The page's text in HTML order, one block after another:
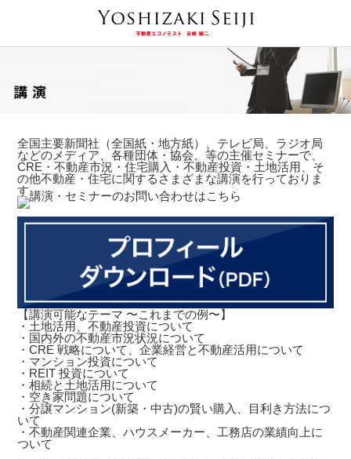
全国主要新聞社（全国紙・地方紙）、テレビ局、ラジオ局
などのメディア、各種団体・協会、等の主催セミナーで、
CRE・不動産市況・住宅購入・不動産投資・土地活用、そ
の他不動産・住宅に関するさまざまな講演を行っておりま
す。
【講演可能なテーマ 〜これまでの例〜】
・土地活用、不動産投資について
・国内外の不動産市況状況について
・CRE 戦略について、企業経営と不動産活用について
・マンション投資について
・REIT 投資について
・相続と土地活用について
・空き家問題について
・分譲マンション(新築・中古)の賢い購入、目利き方法につ
いて
・不動産関連企業、ハウスメーカー、工務店の業績向上に
ついて